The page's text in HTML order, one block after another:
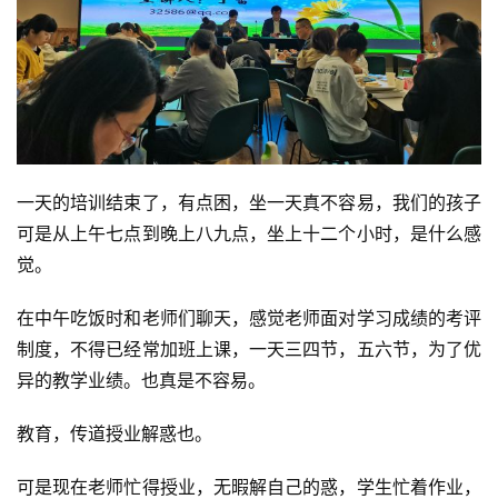
一天的培训结束了，有点困，坐一天真不容易，我们的孩子
可是从上午七点到晚上八九点，坐上十二个小时，是什么感
觉。
在中午吃饭时和老师们聊天，感觉老师面对学习成绩的考评
制度，不得已经常加班上课，一天三四节，五六节，为了优
异的教学业绩。也真是不容易。
教育，传道授业解惑也。
可是现在老师忙得授业，无暇解自己的惑，学生忙着作业，